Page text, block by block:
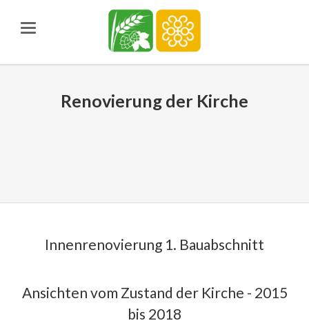
Renovierung der Kirche
Innenrenovierung 1. Bauabschnitt
Ansichten vom Zustand der Kirche - 2015
bis 2018